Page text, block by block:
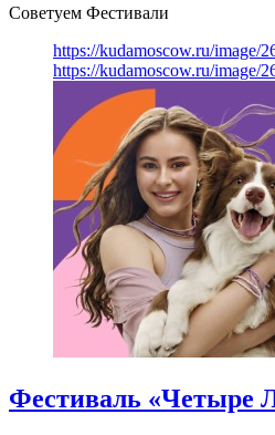
Советуем Фестивали
https://kudamoscow.ru/image/
https://kudamoscow.ru/image/
Фестиваль «Четыре